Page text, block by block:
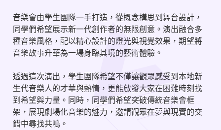
音樂會由學生團隊一手打造，從概念構思到舞台設計，
同學們希望展示新一代創作者的無限創意。演出融合多
種音樂風格，配以精心設計的燈光與視覺效果，期望將
音樂故事升華為一場身臨其境的藝術體驗。
透過這次演出，學生團隊希望不僅讓觀眾感受到本地新
生代音樂人的才華與熱情，更能啟發大家在困難時刻找
到希望與力量。同時，同學們希望突破傳統音樂會框
架，展現劇場化音樂的魅力，邀請觀眾在夢與現實的交
錯中尋找共鳴。